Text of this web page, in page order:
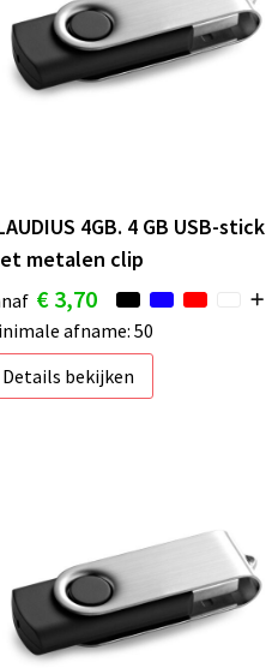
4GB. 4 GB USB-stick
metalen clip
€ 3,70
afname: 50
Details bekijken